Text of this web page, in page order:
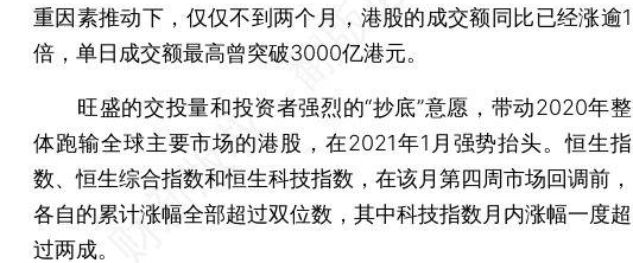
重因素推动下，仅仅不到两个月，港股的成交额同比已经涨逾1
倍，单日成交额最高曾突破3000亿港元。
旺盛的交投量和投资者强烈的“抄底”意愿，带动2020年整
体跑输全球主要市场的港股，在2021年1月强势抬头。恒生指
数、恒生综合指数和恒生科技指数，在该月第四周市场回调前，
各自的累计涨幅全部超过双位数，其中科技指数月内涨幅一度超
过两成。